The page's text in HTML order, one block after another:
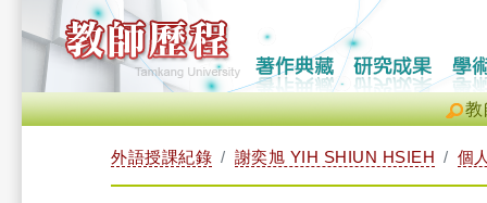
教
外語授課紀錄 謝奕旭 YIH SHIUN HSIEH 個